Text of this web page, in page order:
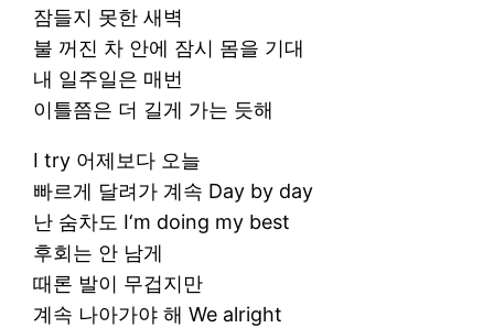
잠들지 못한 새벽
불 꺼진 차 안에 잠시 몸을 기대
내 일주일은 매번
이틀쯤은 더 길게 가는 듯해
I try 어제보다 오늘
빠르게 달려가 계속 Day by day
난 숨차도 I‘m doing my best
후회는 안 남게
때론 발이 무겁지만
계속 나아가야 해 We alright